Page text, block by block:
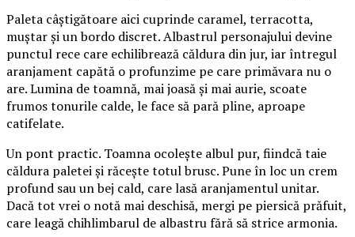
Paleta câștigătoare aici cuprinde caramel, terracotta,
muștar și un bordo discret. Albastrul personajului devine
punctul rece care echilibrează căldura din jur, iar întregul
aranjament capătă o profunzime pe care primăvara nu o
are. Lumina de toamnă, mai joasă și mai aurie, scoate
frumos tonurile calde, le face să pară pline, aproape
catifelate.
Un pont practic. Toamna ocolește albul pur, fiindcă taie
căldura paletei și răcește totul brusc. Pune în loc un crem
profund sau un bej cald, care lasă aranjamentul unitar.
Dacă tot vrei o notă mai deschisă, mergi pe piersică prăfuit,
care leagă chihlimbarul de albastru fără să strice armonia.